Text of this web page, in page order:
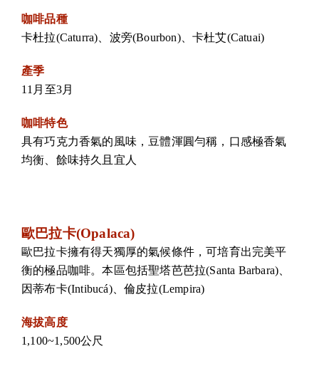
咖啡品種
卡杜拉(Caturra)、波旁(Bourbon)、卡杜艾(Catuai)
產季
11月至3月
咖啡特色
具有巧克力香氣的風味，豆體渾圓勻稱，口感極香氣
均衡、餘味持久且宜人
歐巴拉卡(Opalaca)
歐巴拉卡擁有得天獨厚的氣候條件，可培育出完美平
衡的極品咖啡。本區包括聖塔芭芭拉(Santa Barbara)、
因蒂布卡(Intibucá)、倫皮拉(Lempira)
海拔高度
1,100~1,500公尺